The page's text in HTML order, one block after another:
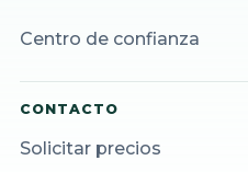
Centro de confianza
CONTACTO
Solicitar precios